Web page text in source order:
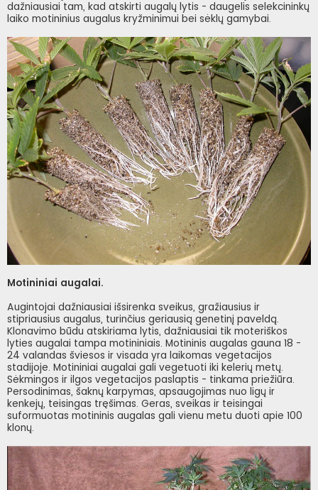
dažniausiai tam, kad atskirti augalų lytis - daugelis selekcininkų
laiko motininius augalus kryžminimui bei sėklų gamybai.
Motininiai augalai.
Augintojai dažniausiai išsirenka sveikus, gražiausius ir
stipriausius augalus, turinčius geriausią genetinį paveldą.
Klonavimo būdu atskiriama lytis, dažniausiai tik moteriškos
lyties augalai tampa motininiais. Motininis augalas gauna 18 -
24 valandas šviesos ir visada yra laikomas vegetacijos
stadijoje. Motininiai augalai gali vegetuoti iki kelerių metų.
Sėkmingos ir ilgos vegetacijos paslaptis - tinkama priežiūra.
Persodinimas, šaknų karpymas, apsaugojimas nuo ligų ir
kenkejų, teisingas tręšimas. Geras, sveikas ir teisingai
suformuotas motininis augalas gali vienu metu duoti apie 100
klonų.